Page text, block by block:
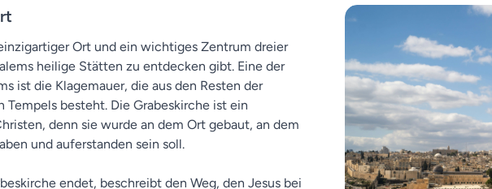
Ort und ein wichtiges Zentrum dreier
heilige Stätten zu entdecken gibt. Eine der
ist die Klagemauer, die aus den Resten der
besteht. Die Grabeskirche ist ein
denn sie wurde an dem Ort gebaut, an dem
und auferstanden sein soll.
endet, beschreibt den Weg, den Jesus bei